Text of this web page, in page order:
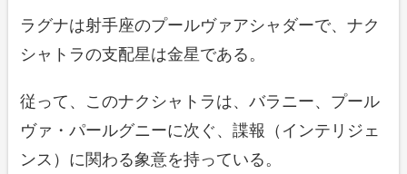
ラグナは射手座のプールヴァアシャダーで、ナク
シャトラの支配星は金星である。
従って、このナクシャトラは、バラニー、プール
ヴァ・パールグニーに次ぐ、諜報（インテリジェ
ンス）に関わる象意を持っている。